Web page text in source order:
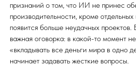
признаний о том, что ИИ не принес
производительности, кроме
появится больше неудачных проектов.
важная оговорка: в какой-то момент
«вкладывать все деньги мира в одно
начинает задавать жесткие вопросы.